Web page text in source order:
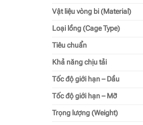
Vật liệu vòng bi (Material)
Loại lồng (Cage Type)
Tiêu chuẩn
Khả năng chịu tải
Tốc độ giới hạn – Dầu
Tốc độ giới hạn – Mỡ
Trọng lượng (Weight)